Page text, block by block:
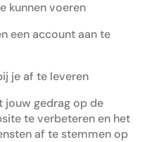
kunnen voeren
een account aan te
je af te leveren
jouw gedrag op de
te verbeteren en het
af te stemmen op